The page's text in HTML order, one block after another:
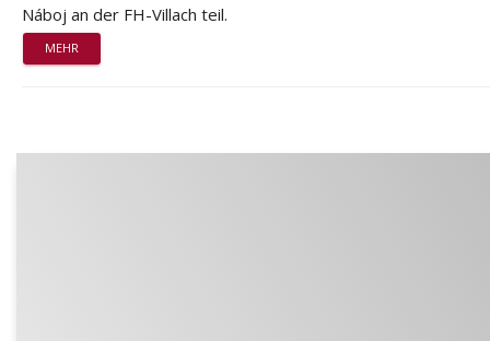
Náboj an der FH-Villach teil.
MEHR